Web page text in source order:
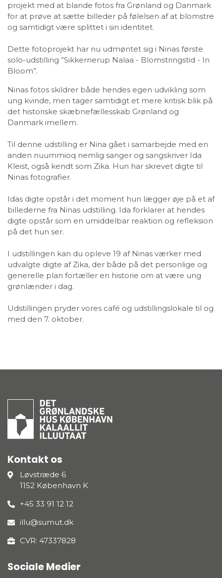
projekt med at blande fotos fra Grønland og Danmark
for at prøve at sætte billeder på følelsen af at blomstre
og samtidigt være splittet i sin identitet.
Dette fotoprojekt har nu udmøntet sig i Ninas første
solo-udstilling ”Sikkernerup Nalaa - Blomstringstid - In
Bloom”.
Ninas fotos skildrer både hendes egen udvikling som
ung kvinde, men tager samtidigt et mere kritisk blik på
det historiske skæbnefællesskab Grønland og
Danmark imellem.
Til denne udstilling er Nina gået i samarbejde med en
anden nuummioq nemlig sanger og sangskriver Ida
Kleist, også kendt som Zika. Hun har skrevet digte til
Ninas fotografier.
Idas digte opstår i det moment hun lægger øje på et af
billederne fra Ninas udstilling. Ida forklarer at hendes
digte opstår som en umiddelbar reaktion og refleksion
på det hun ser.
I udstillingen kan du opleve 19 af Ninas værker med
udvalgte digte af Zika, der både på det personlige og
generelle plan fortæller en historie om at være ung
grønlænder i dag.
Udstillingen pryder vores café og udstillingslokale til og
med den 7. oktober.
Kontakt os
Løvstræde 6
1152 København K
+45 33 91 12 12
illu@sumut.dk
CVR: 47337828
Sociale Medier